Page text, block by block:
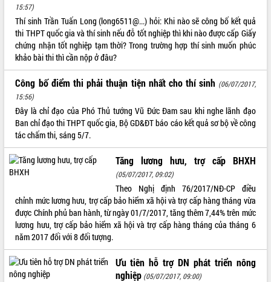
VIDEO
Không có file video nào để phát.
ALBUM ẢNH
15:57)
Thí sinh Trần Tuấn Long (long6511@...) hỏi: Khi nào sẽ công bố kết quả
thi THPT quốc gia và thí sinh nếu đỗ tốt nghiệp thì khi nào được cấp Giấy
chứng nhận tốt nghiệp tạm thời? Trong trường hợp thí sinh muốn phúc
khảo bài thi thì cần nộp ở đâu?
Công bố điểm thi phải thuận tiện nhất cho thí sinh (06/07/2017,
15:56)
Đây là chỉ đạo của Phó Thủ tướng Vũ Đức Đam sau khi nghe lãnh đạo
Ban chỉ đạo thi THPT quốc gia, Bộ GD&ĐT báo cáo kết quả sơ bộ về công
tác chấm thi, sáng 5/7.
Tăng lương hưu, trợ cấp BHXH
(05/07/2017, 09:02)
Theo Nghị định 76/2017/NĐ-CP điều
chỉnh mức lương hưu, trợ cấp bảo hiểm xã hội và trợ cấp hàng tháng vừa
được Chính phủ ban hành, từ ngày 01/7/2017, tăng thêm 7,44% trên mức
lương hưu, trợ cấp bảo hiểm xã hội và trợ cấp hàng tháng của tháng 6
năm 2017 đối với 8 đối tượng.
Ưu tiên hỗ trợ DN phát triển nông
nghiệp (05/07/2017, 09:00)